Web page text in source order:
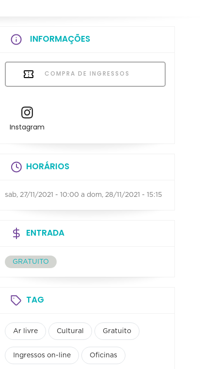
INFORMAÇÕES
COMPRA DE INGRESSOS
Instagram
HORÁRIOS
sab, 27/11/2021 - 10:00 a dom, 28/11/2021 - 15:15
ENTRADA
GRATUITO
TAG
Ar livre Cultural Gratuito
Ingressos on-line Oficinas